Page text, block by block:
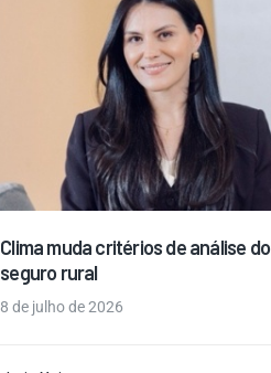
Clima muda critérios de análise do
seguro rural
8 de julho de 2026